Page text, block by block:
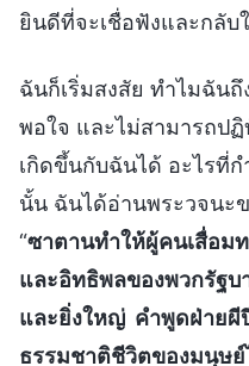
ยินดีที่จะเชื่อฟังและกลับ
ฉันก็เริ่มสงสัย ทำไมฉัน
พอใจ และไม่สามารถป
เกิดขึ้นกับฉันได้ อะไรที่
นั้น ฉันได้อ่านพระวจนะ
“ซาตานทำให้ผู้คนเสื่อม
และอิทธิพลของพวกรัฐบ
และยิ่งใหญ่ คำพูดฝ่ายผี
ธรรมชาติชีวิตของมนุษย์